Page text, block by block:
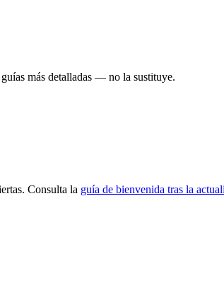
más detalladas — no la sustituye.
Consulta la guía de bienvenida tras la